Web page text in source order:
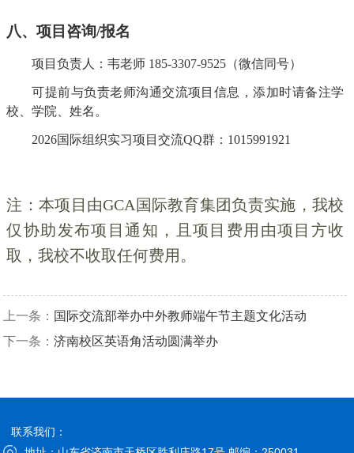
八、项目 咨询/报名
项目负责人：韦老师 185-3307-9525 （微信同号）
可提前与负责老师沟通交流项目信息，添加时请备注学
校、学院、姓名。
2026国际组织实习项目交流QQ群：1015991921
注：本项目由GCA国际教育集团负责实施，我校
仅协助发布项目通知，且项目 费用由项目方收
取，我校不收取任何费用。
上一条： 国际交流部举办中外教师端午节主题文化活动
下一条：济南校区英语角活动圆满举办
联系我们：